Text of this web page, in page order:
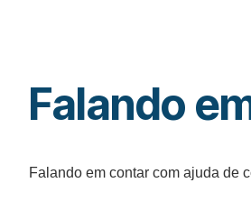
Falando
Falando em contar com ajuda de